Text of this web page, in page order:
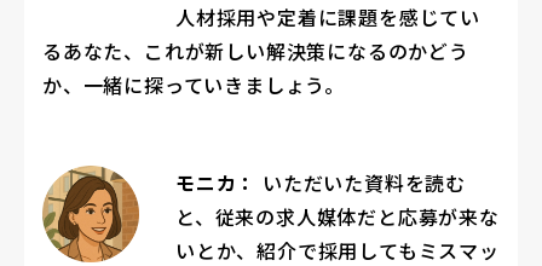
人材採用や定着に課題を感じてい
るあなた、これが新しい解決策になるのかどう
か、一緒に探っていきましょう。
モニカ：
いただいた資料を読む
と、従来の求人媒体だと応募が来な
いとか、紹介で採用してもミスマッ